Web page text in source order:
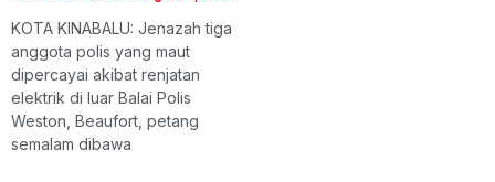
KOTA KINABALU: Jenazah tiga
anggota polis yang maut
dipercayai akibat renjatan
elektrik di luar Balai Polis
Weston, Beaufort, petang
semalam dibawa